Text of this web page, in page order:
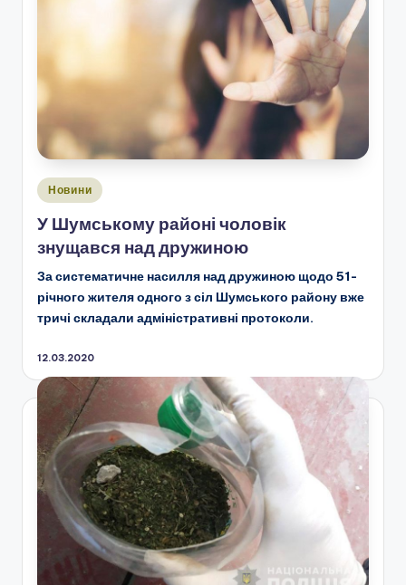
Опубліковано
Новини
У Шумському районі чоловік
знущався над дружиною
За систематичне насилля над дружиною щодо 51-
річного жителя одного з сіл Шумського району вже
тричі складали адміністративні протоколи.
12.03.2020